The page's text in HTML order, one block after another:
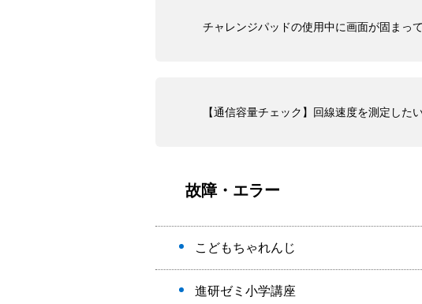
チャレンジパッドの使用中に画面が固まっ
【通信容量チェック】回線速度を測定したい
故障・エラー
こどもちゃれんじ
進研ゼミ小学講座